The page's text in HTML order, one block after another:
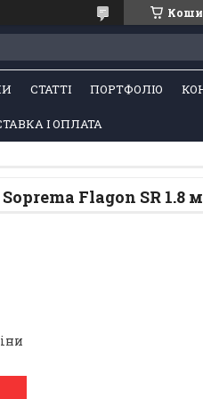
СТАТТІ ПОРТФОЛІО
І ОПЛАТА
Flagon SR 1.8